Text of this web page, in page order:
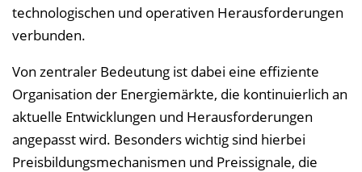
technologischen und operativen Herausforderungen
verbunden.
Von zentraler Bedeutung ist dabei eine effiziente
Organisation der Energiemärkte, die kontinuierlich an
aktuelle Entwicklungen und Herausforderungen
angepasst wird. Besonders wichtig sind hierbei
Preisbildungsmechanismen und Preissignale, die